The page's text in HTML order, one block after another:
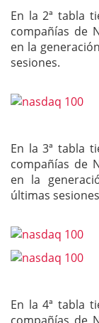
En la 2ª tabla
compañías de
en la
sesiones.
En la 3ª tabla
compañías de
en la
últimas
En la 4ª tabla